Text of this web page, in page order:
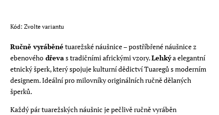
Kód: Zvolte variantu
Ručně vyráběné tuarežské náušnice – postříbřené náušnice z
ebenového dřevas tradičními africkými vzory.Lehkýa elegantní
etnický šperk, který spojuje kulturní dědictví Tuaregů s moderním
designem. Ideální pro milovníky originálních ručně dělaných
šperků.
Každý pár tuarežských náušnic je pečlivě ručně vyráběn